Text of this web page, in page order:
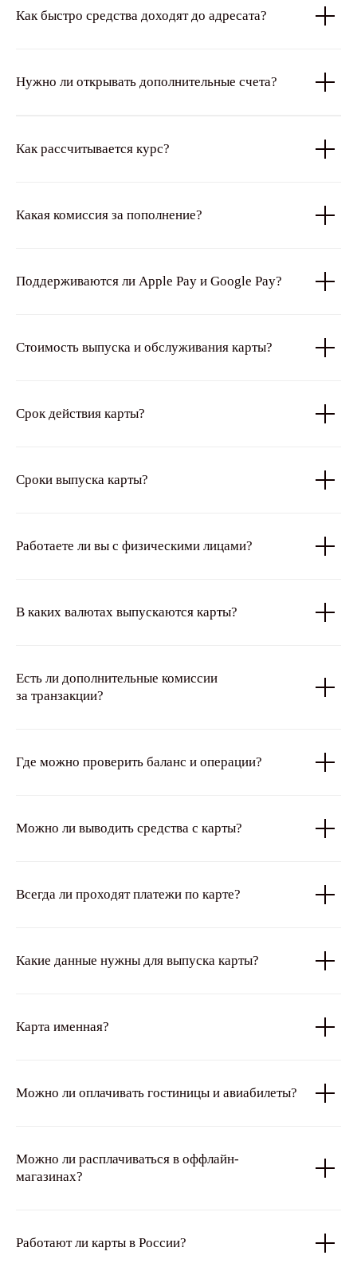
Как быстро средства доходят до адресата?
Нужно ли открывать дополнительные счета?
Как рассчитывается курс?
Какая комиссия за пополнение?
Поддерживаются ли Apple Pay и Google Pay?
Стоимость выпуска и обслуживания карты?
Срок действия карты?
Сроки выпуска карты?
Работаете ли вы с физическими лицами?
В каких валютах выпускаются карты?
Есть ли дополнительные комиссии
за транзакции?
Где можно проверить баланс и операции?
Можно ли выводить средства с карты?
Всегда ли проходят платежи по карте?
Какие данные нужны для выпуска карты?
Карта именная?
Можно ли оплачивать гостиницы и авиабилеты?
Можно ли расплачиваться в оффлайн-
магазинах?
Работают ли карты в России?